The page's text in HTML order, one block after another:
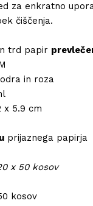
za enkratno
čiščenja.
trd papir
in roza
x 5.9 cm
prijaznega papirja
x 50 kosov
kosov